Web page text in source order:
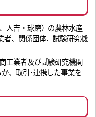
人吉・球磨）の農林水産
者、関係団体、試験研究機
工業者及び試験研究機関
、取引･連携した事業を